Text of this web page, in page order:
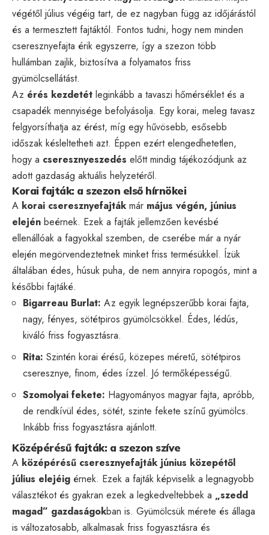
végétől július végéig tart, de ez nagyban függ az időjárástól
és a termesztett fajtáktól. Fontos tudni, hogy nem minden
cseresznyefajta érik egyszerre, így a szezon több
hullámban zajlik, biztosítva a folyamatos friss
gyümölcsellátást.
Az érés kezdetét leginkább a tavaszi hőmérséklet és a
csapadék mennyisége befolyásolja. Egy korai, meleg tavasz
felgyorsíthatja az érést, míg egy hűvösebb, esősebb
időszak késleltetheti azt. Éppen ezért elengedhetetlen,
hogy a cseresznyeszedés előtt mindig tájékozódjunk az
adott gazdaság aktuális helyzetéről.
Korai fajták: a szezon első hírnökei
A korai cseresznyefajták már május végén, június
elején beérnek. Ezek a fajták jellemzően kevésbé
ellenállóak a fagyokkal szemben, de cserébe már a nyár
elején megörvendeztetnek minket friss termésükkel. Ízük
általában édes, húsuk puha, de nem annyira ropogós, mint a
későbbi fajtáké.
Bigarreau Burlat: Az egyik legnépszerűbb korai fajta,
nagy, fényes, sötétpiros gyümölcsökkel. Édes, lédús,
kiváló friss fogyasztásra.
Rita: Szintén korai érésű, közepes méretű, sötétpiros
cseresznye, finom, édes ízzel. Jó termőképességű.
Szomolyai fekete: Hagyományos magyar fajta, apróbb,
de rendkívül édes, sötét, szinte fekete színű gyümölcs.
Inkább friss fogyasztásra ajánlott.
Középérésű fajták: a szezon szíve
A középérésű cseresznyefajták június közepétől
július elejéig érnek. Ezek a fajták képviselik a legnagyobb
választékot és gyakran ezek a legkedveltebbek a „szedd
magad” gazdaságokban is. Gyümölcsük mérete és állaga
is változatosabb, alkalmasak friss fogyasztásra és